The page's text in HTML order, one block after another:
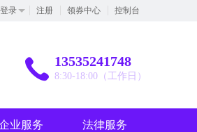
登录 注册 领券中心 控制台
13535241748
8:30-18:00（工作日）
业服务 法律服务